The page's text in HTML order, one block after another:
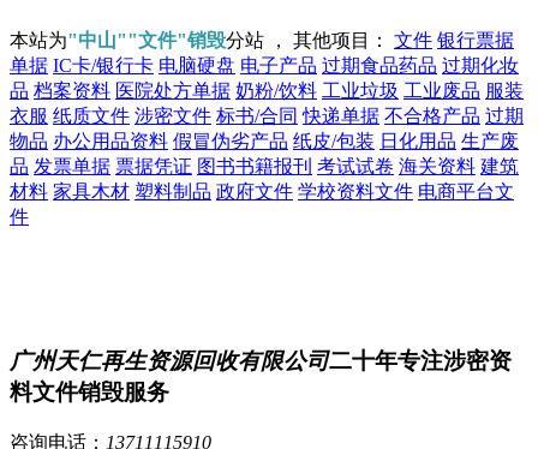
本站为"中山""文件"销毁分站 ， 其他项目： 文件 银行票据
单据 IC卡/银行卡 电脑硬盘 电子产品 过期食品药品 过期化妆
品 档案资料 医院处方单据 奶粉/饮料 工业垃圾 工业废品 服装
衣服 纸质文件 涉密文件 标书/合同 快递单据 不合格产品 过期
物品 办公用品资料 假冒伪劣产品 纸皮/包装 日化用品 生产废
品 发票单据 票据凭证 图书书籍报刊 考试试卷 海关资料 建筑
材料 家具木材 塑料制品 政府文件 学校资料文件 电商平台文
件
广州天仁再生资源回收有限公司二十年专注涉密资
料文件销毁服务
咨询电话： 13711115910